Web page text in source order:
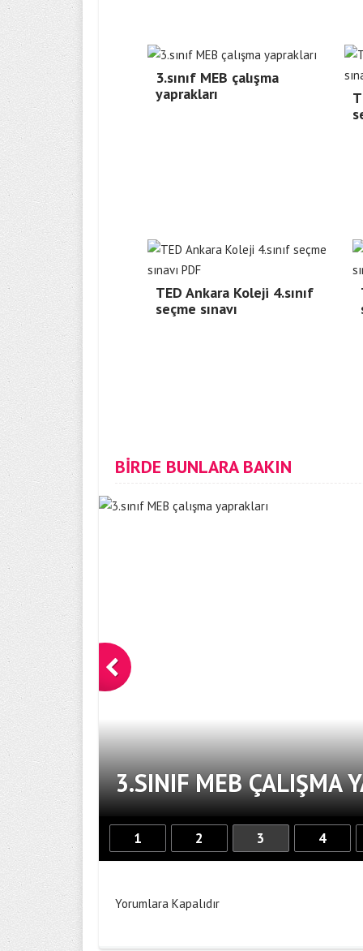
3.sınıf MEB çalışma
yaprakları
TED Ankara Koleji 4.sınıf
seçme sınavı
BİRDE BUNLARA BAKIN
3.SINIF MEB ÇALIŞMA
1 2 3 4
Yorumlara Kapalıdır